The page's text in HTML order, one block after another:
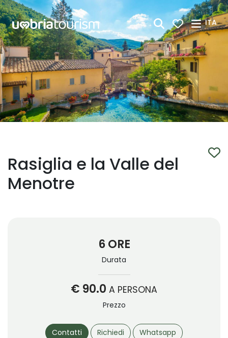
Skip to Main Content
ITA
Rasiglia e la Valle del
Menotre
6 ORE
Durata
€ 90.0 A PERSONA
Prezzo
Contatti Richiedi Whatsapp